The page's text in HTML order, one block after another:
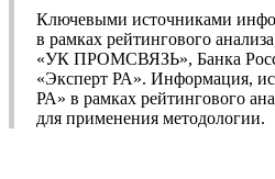
Ключевыми источниками
в рамках рейтингового
«УК ПРОМСВЯЗЬ», Банка
«Эксперт РА». Информация,
РА» в рамках рейтингового
для применения методологии.